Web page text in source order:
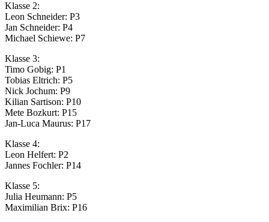
Klasse 2:
Leon Schneider: P3
Jan Schneider: P4
Michael Schiewe: P7
Klasse 3:
Timo Gobig: P1
Tobias Eltrich: P5
Nick Jochum: P9
Kilian Sartison: P10
Mete Bozkurt: P15
Jan-Luca Maurus: P17
Klasse 4:
Leon Helfert: P2
Jannes Fochler: P14
Klasse 5:
Julia Heumann: P5
Maximilian Brix: P16